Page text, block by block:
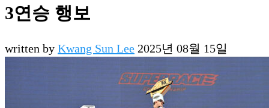
3연승 행보
written by Kwang Sun Lee 2025년 08월 15일